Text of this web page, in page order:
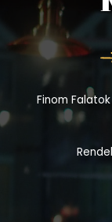
Finom